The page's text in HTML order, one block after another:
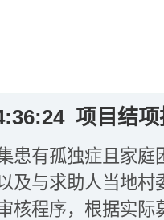
项目结
患有孤独症且家庭
及与求助人当地
核程序，根据实